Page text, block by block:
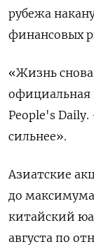
рубежа
финансовых
«Жизнь
официальная
People's
сильнее».
Азиатские
до максимума
китайский
августа по